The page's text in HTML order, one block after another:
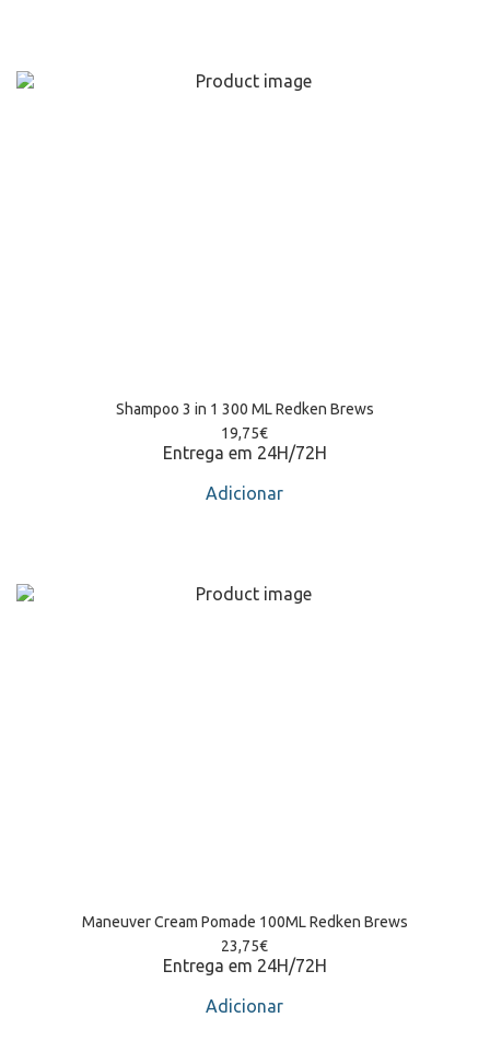
Shampoo 3 in 1 300 ML Redken Brews
19,75€
Entrega em 24H/72H
Adicionar
Maneuver Cream Pomade 100ML Redken Brews
23,75€
Entrega em 24H/72H
Adicionar